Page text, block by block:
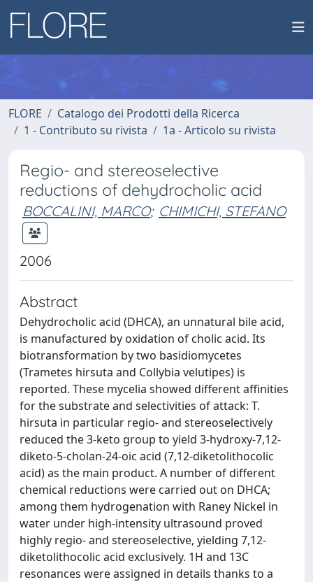
FLORE
Catalogo dei Prodotti della Ricerca
1 - Contributo su rivista
1a - Articolo su rivista
Regio- and stereoselective
reductions of dehydrocholic acid
BOCCALINI, MARCO; CHIMICHI, STEFANO
2006
Abstract
Dehydrocholic acid (DHCA), an unnatural bile acid,
is manufactured by oxidation of cholic acid. Its
biotransformation by two basidiomycetes
(Trametes hirsuta and Collybia velutipes) is
reported. These mycelia showed different affinities
for the substrate and selectivities of attack: T.
hirsuta in particular regio- and stereoselectively
reduced the 3-keto group to yield 3-hydroxy-7,12-
diketo-5-cholan-24-oic acid (7,12-diketolithocolic
acid) as the main product. A number of different
chemical reductions were carried out on DHCA;
among them hydrogenation with Raney Nickel in
water under high-intensity ultrasound proved
highly regio- and stereoselective, yielding 7,12-
diketolithocolic acid exclusively. 1H and 13C
resonances were assigned in details thanks to a